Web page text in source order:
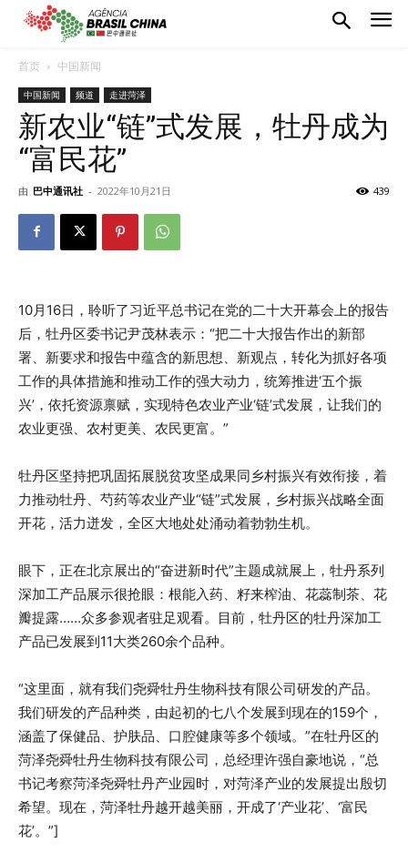
首页 中国新闻
中国新闻 频道 走进菏泽
新农业“链”式发展，牡丹成为
“富民花”
由 巴中通讯社 - 2022年10月21日 439
10月16日，聆听了习近平总书记在党的二十大开幕会上的报告
后，牡丹区委书记尹茂林表示：“把二十大报告作出的新部
署、新要求和报告中蕴含的新思想、新观点，转化为抓好各项
工作的具体措施和推动工作的强大动力，统筹推进‘五个振
兴’，依托资源禀赋，实现特色农业产业‘链’式发展，让我们的
农业更强、农村更美、农民更富。”
牡丹区坚持把巩固拓展脱贫攻坚成果同乡村振兴有效衔接，着
力推动牡丹、芍药等农业产业“链”式发展，乡村振兴战略全面
开花，活力迸发，全区大地处处涌动着勃勃生机。
眼下，正在北京展出的“奋进新时代”主题成就展上，牡丹系列
深加工产品展示很抢眼：根能入药、籽来榨油、花蕊制茶、花
瓣提露……众多参观者驻足观看。目前，牡丹区的牡丹深加工
产品已发展到11大类260余个品种。
“这里面，就有我们尧舜牡丹生物科技有限公司研发的产品。
我们研发的产品种类，由起初的七八个发展到现在的159个，
涵盖了保健品、护肤品、口腔健康等多个领域。”在牡丹区的
菏泽尧舜牡丹生物科技有限公司，总经理许强自豪地说，“总
书记考察菏泽尧舜牡丹产业园时，对菏泽产业的发展提出殷切
希望。现在，菏泽牡丹越开越美丽，开成了‘产业花’、‘富民
花’。”]